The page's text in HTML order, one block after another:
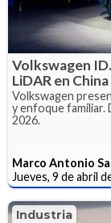
Volkswagen
LiDAR en China
Volkswagen
y enfoque familiar.
2026.
Marco Antonio
Jueves, 9 de abril
Industria